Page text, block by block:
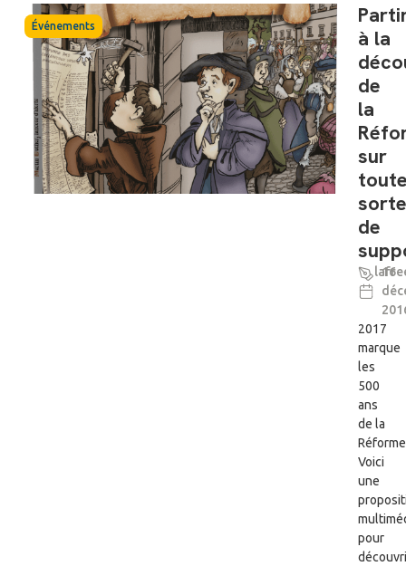
Événements
à la
de
la
sur
de
16
2017
marque
les
500
ans
de la
Voici
une
pour